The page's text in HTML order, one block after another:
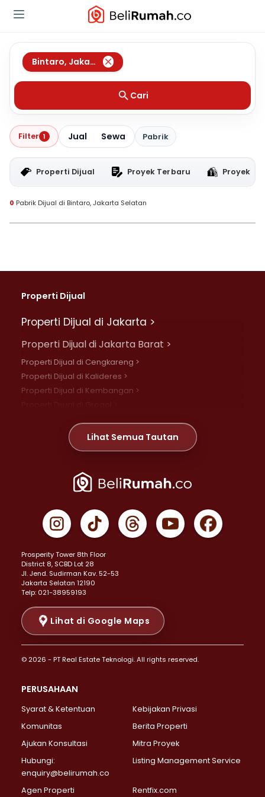
Bintaro, Jakarta Selatan
Cari
Filter 1 Jual Sewa Pabrik
Properti Dijual Proyek Terbaru Proyek
0 Pabrik Dijual di Bintaro, Jakarta Selatan
Properti Dijual
Properti Dijual di Jakarta >
Properti Dijual di Jakarta Barat >
Properti Dijual di Cengkareng >
Properti Dijual di Kalideres >
Properti Dijual di Kembangan >
Properti Dijual di Meruya >
Properti Dijual di Jelambar >
Properti Dijual di Jakarta Pusat >
Properti Dijual di Gambir >
Properti Dijual di Johar Baru >
Properti Dijual di Menteng >
Properti Dijual di Senen >
Properti Dijual di Tanah Abang >
Properti Dijual di Cikini >
Properti Dijual di Kramat >
Properti Dijual di Pasar Baru >
Properti Dijual di Bendungan Hilir >
Properti Dijual di Jakarta Selatan >
Properti Dijual di Lebak Bulus >
Properti Dijual di Gandaria Selatan >
Properti Dijual di Pondok Labu >
Properti Dijual di Lenteng Agung >
Properti Dijual di Senayan >
Properti Dijual di Pondok Pinang >
Lihat Semua Tautan
Prosperity Tower 8th Floor
District 8, SCBD Lot 28
JI. Jend. Sudirman Kav. 52-53
Jakarta Selatan 12190
Telp: 021-38959193
Lihat di Google Maps
© 2026 - PT Real Estate Teknologi. All rights reserved.
PERUSAHAAN
Syarat & Ketentuan
Kebijakan Privasi
Komunitas
Berita Properti
Ajukan Konsultasi
Mitra Proyek
Hubungi:
enquiry@belirumah.co
Listing Management Service
Agen Properti Rentfix.com